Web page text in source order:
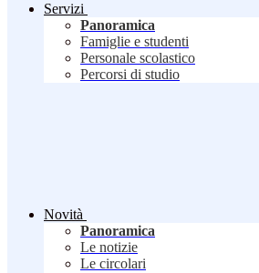
Servizi
Panoramica
Famiglie e studenti
Personale scolastico
Percorsi di studio
Novità
Panoramica
Le notizie
Le circolari